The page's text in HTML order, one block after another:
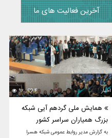
آخرین فعالیت های ما
۹۲ , ۴ اخبار
همایش ملی گردهم آیی شبکه
بزرگ همیاران سراسر کشور
به گزارش مدیر روابط عمومی شبکه هسرا